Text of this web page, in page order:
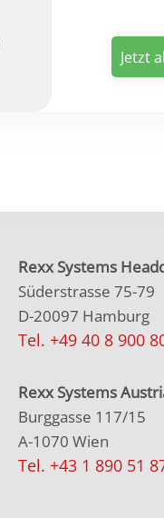
Rexx Systems
Süderstrasse 75-79
D-20097 Hamburg
Tel. +49 40 8 900
Rexx Systems
Burggasse 117/15
A-1070 Wien
Tel. +43 1 890 51